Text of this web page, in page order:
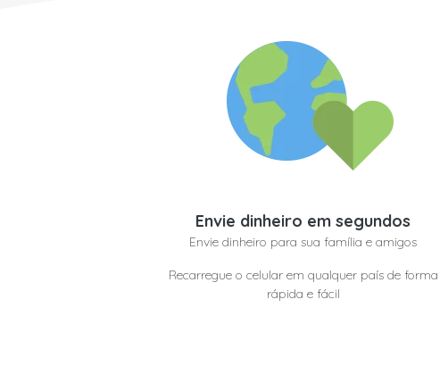
Envie dinheiro em segundos
Envie dinheiro para sua família e amigos
Recarregue o celular em qualquer país de forma
rápida e fácil